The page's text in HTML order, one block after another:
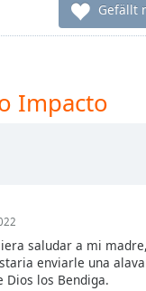
Gefällt
Impacto
saludar a mi
enviarle una
Dios los Bendiga.